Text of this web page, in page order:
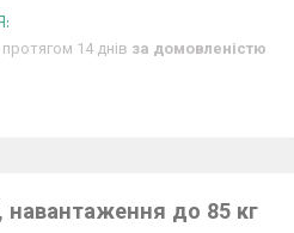
14 днів за домовленістю
навантаження до 85 кг